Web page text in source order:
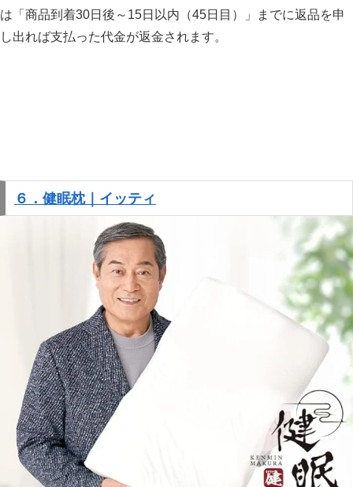
は「商品到着30日後～15日以内（45日目）」までに返品を申
し出れば支払った代金が返金されます。
６．健眠枕｜イッティ